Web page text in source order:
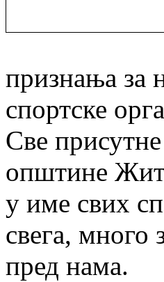
признања за
спортске
Све
општине
у име свих
свега, много
пред нама.